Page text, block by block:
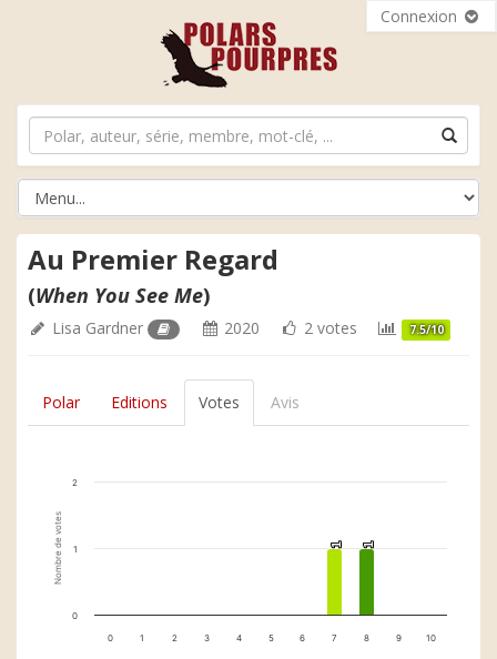
Connexion
Au Premier Regard
(When You See Me)
Lisa Gardner 2020 2 votes 7.5/10
Polar Editions Votes Avis
Nombre de votes 1
1 1
1
0 1 2 3 4 5 6 7 8 9 10
0
1
2